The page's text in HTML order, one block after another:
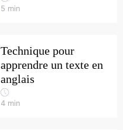
5 min
Technique pour
apprendre un texte en
anglais
4 min